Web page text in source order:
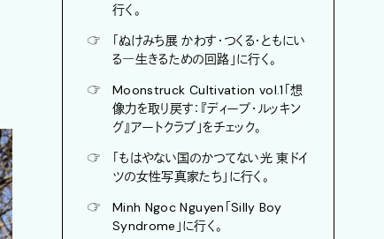
行く。
☞
「ぬけみち展 かわす・つくる・ともにい
る―生きるための回路」に行く。
☞
Moonstruck Cultivation vol.1「想
像力を取り戻す：『ディープ・ルッキン
グ』アートクラブ」をチェック。
☞
「もはやない国のかつてない光 東ドイ
ツの女性写真家たち」に行く。
☞
Minh Ngoc Nguyen「Silly Boy
Syndrome」に行く。